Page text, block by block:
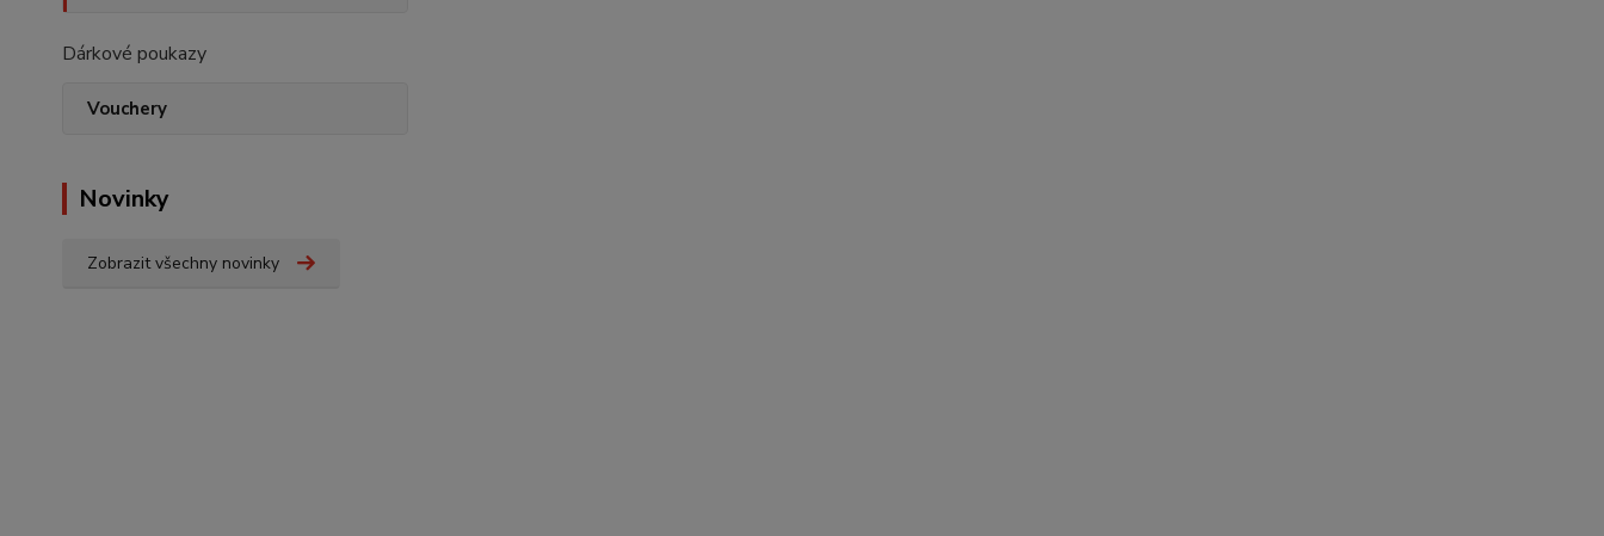
Dárkové poukazy
Vouchery
Novinky
Zobrazit všechny novinky